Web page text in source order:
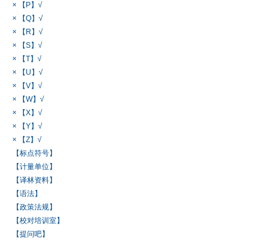
× 【P】√
× 【Q】√
× 【R】√
× 【S】√
× 【T】√
× 【U】√
× 【V】√
× 【W】√
× 【X】√
× 【Y】√
× 【Z】√
【标点符号】
【计量单位】
【译林资料】
【语法】
【政策法规】
【校对培训室】
【提问吧】